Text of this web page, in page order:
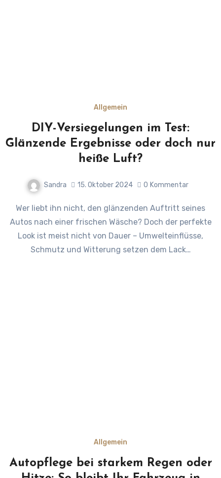
Allgemein
DIY-Versiegelungen im Test:
Glänzende Ergebnisse oder doch nur
heiße Luft?
Sandra 15. Oktober 2024 0 Kommentar
Wer liebt ihn nicht, den glänzenden Auftritt seines
Autos nach einer frischen Wäsche? Doch der perfekte
Look ist meist nicht von Dauer – Umwelteinflüsse,
Schmutz und Witterung setzen dem Lack…
Allgemein
Autopflege bei starkem Regen oder